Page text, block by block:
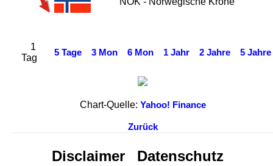
1
Tag
5 Tage 3 Mon 6 Mon 1 Jahr 2 Jahre 5 Jahre
Chart-Quelle: Yahoo! Finance
Zurück
Disclaimer
Datenschutz